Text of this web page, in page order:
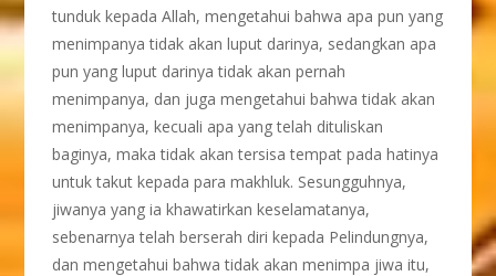
tunduk kepada Allah, mengetahui bahwa apa pun yang
menimpanya tidak akan luput darinya, sedangkan apa
pun yang luput darinya tidak akan pernah
menimpanya, dan juga mengetahui bahwa tidak akan
menimpanya, kecuali apa yang telah dituliskan
baginya, maka tidak akan tersisa tempat pada hatinya
untuk takut kepada para makhluk. Sesungguhnya,
jiwanya yang ia khawatirkan keselamatanya,
sebenarnya telah berserah diri kepada Pelindungnya,
dan mengetahui bahwa tidak akan menimpa jiwa itu,